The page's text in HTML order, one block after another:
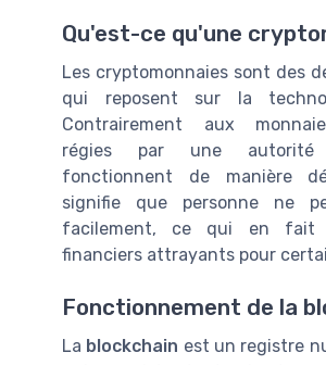
Qu'est-ce qu'une
Les cryptomonnaies sont des
qui reposent sur la
Contrairement aux
régies par une autorité
fonctionnent de manière
signifie que personne ne
facilement, ce qui en fait
financiers attrayants pour
Fonctionnement de la
La blockchain est un registre